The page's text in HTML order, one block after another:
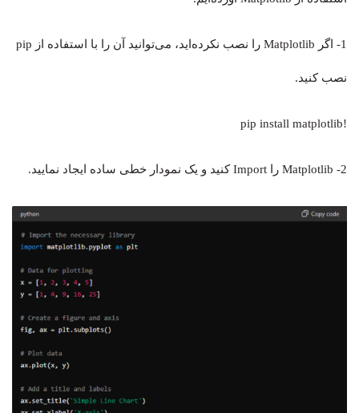
1- اگر Matplotlib را نصب نکرده‌اید، می‌توانید آن را با استفاده از pip
نصب کنید.
!pip install matplotlib
2- Matplotlib را Import کنید و یک نمودار خطی ساده ایجاد نمایید.